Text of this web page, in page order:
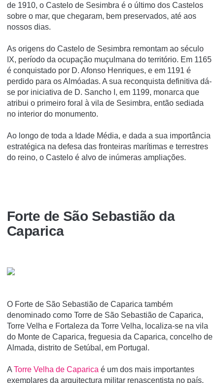
de 1910, o Castelo de Sesimbra é o último dos Castelos
sobre o mar, que chegaram, bem preservados, até aos
nossos dias.
As origens do Castelo de Sesimbra remontam ao século
IX, período da ocupação muçulmana do território. Em 1165
é conquistado por D. Afonso Henriques, e em 1191 é
perdido para os Almóadas. A sua reconquista definitiva dá-
se por iniciativa de D. Sancho I, em 1199, monarca que
atribui o primeiro foral à vila de Sesimbra, então sediada
no interior do monumento.
Ao longo de toda a Idade Média, e dada a sua importância
estratégica na defesa das fronteiras marítimas e terrestres
do reino, o Castelo é alvo de inúmeras ampliações.
Forte de São Sebastião da
Caparica
O Forte de São Sebastião de Caparica também
denominado como Torre de São Sebastião de Caparica,
Torre Velha e Fortaleza da Torre Velha, localiza-se na vila
do Monte de Caparica, freguesia da Caparica, concelho de
Almada, distrito de Setúbal, em Portugal.
A Torre Velha de Caparica é um dos mais importantes
exemplares da arquitectura militar renascentista no paí­s,